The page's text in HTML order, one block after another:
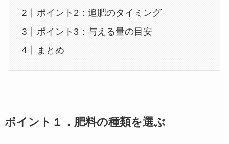
ポイント2：追肥のタイミング
ポイント3：与える量の目安
まとめ
ポイント１． 肥料の種類を選ぶ